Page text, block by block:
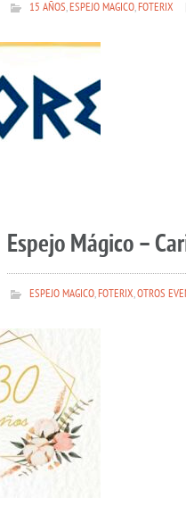
15 AÑOS,ESPEJO MAGICO,FOTERIX
Espejo Mágico –
ESPEJO MAGICO,FOTERIX,OTROS